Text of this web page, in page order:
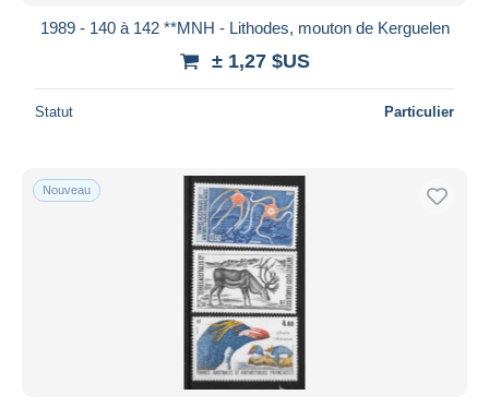
1989 - 140 à 142 **MNH - Lithodes, mouton de Kerguelen
± 1,27 $US
Statut Particulier
Nouveau